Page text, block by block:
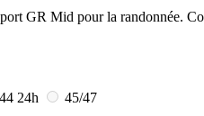
GR Mid pour la randonnée.
24h
45/47